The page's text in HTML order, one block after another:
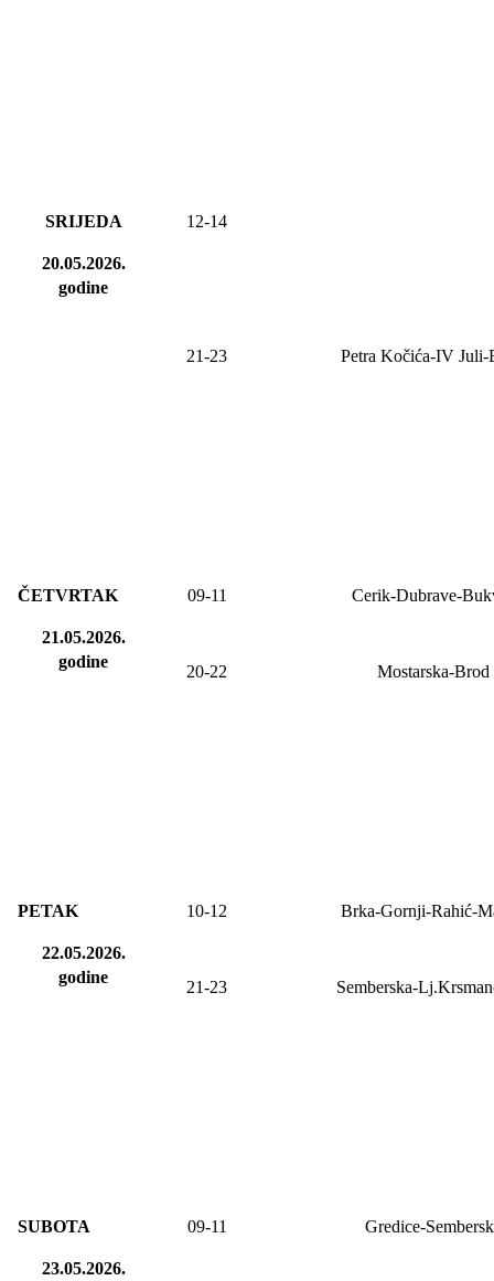
SRIJEDA
20.05.2026.
godine
12-14
21-23 Petra Kočića-IV Juli-
ČETVRTAK
21.05.2026.
godine
09-11 Cerik-Dubrave-
20-22 Mostarska-Brod
PETAK
22.05.2026.
godine
10-12 Brka-Gornji-Rahić-
21-23 Semberska-
SUBOTA
23.05.2026.
09-11 Gredice-